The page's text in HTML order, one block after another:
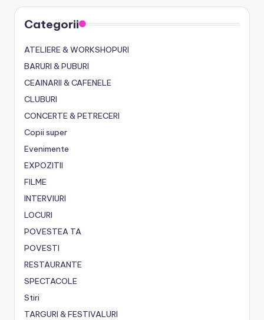
Categorii
ATELIERE & WORKSHOPURI
BARURI & PUBURI
CEAINARII & CAFENELE
CLUBURI
CONCERTE & PETRECERI
Copii super
Evenimente
EXPOZITII
FILME
INTERVIURI
LOCURI
POVESTEA TA
POVESTI
RESTAURANTE
SPECTACOLE
Stiri
TARGURI & FESTIVALURI